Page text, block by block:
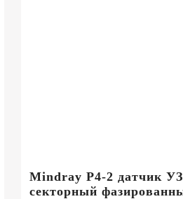
Mindray P4-2 датчик
секторный